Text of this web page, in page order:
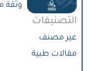
وثقة
التصنيفات
غير مصنف
مقالات طبية